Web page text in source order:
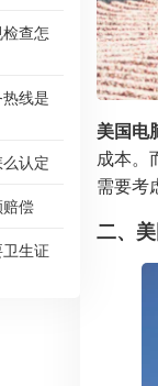
查怎
线是
认定
偿
生证
美国电
成本。
需要考
二、